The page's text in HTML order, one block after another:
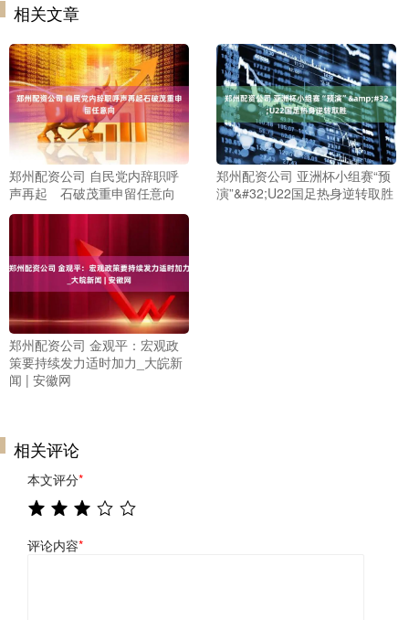
相关文章
郑州配资公司 自民党内辞职呼
声再起 石破茂重申留任意向
郑州配资公司 亚洲杯小组赛“预
演”&#32;U22国足热身逆转取胜
郑州配资公司 金观平：宏观政
策要持续发力适时加力_大皖新
闻 | 安徽网
相关评论
本文评分*
评论内容*